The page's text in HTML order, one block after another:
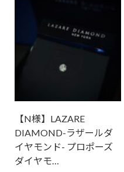
【N様】LAZARE
DIAMOND-ラザールダ
イヤモンド- プロポーズ
ダイヤモ…